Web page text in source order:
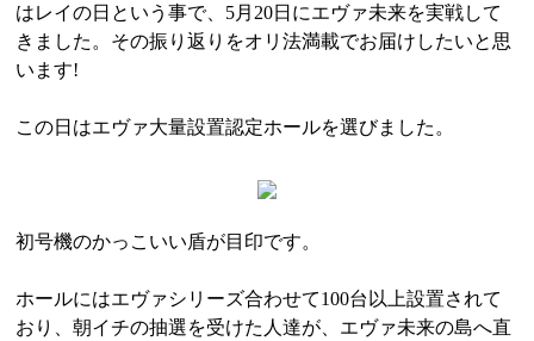
はレイの日という事で、5月20日にエヴァ未来を実戦して
きました。その振り返りをオリ法満載でお届けしたいと思
います!
この日はエヴァ大量設置認定ホールを選びました。
初号機のかっこいい盾が目印です。
ホールにはエヴァシリーズ合わせて100台以上設置されて
おり、朝イチの抽選を受けた人達が、エヴァ未来の島へ直